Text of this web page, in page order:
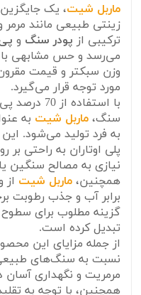
ماربل شیت، یک
زینتی طبیعی مانند
ترکیبی از پودر سنگ و
می‌رسد و حس مشابهی با
وزن سبکتر و قیمت
مورد توجه قرار می‌گیرد.
سنگ، ماربل شیت به
به فرد تولید می‌شود.
پلی اوتاران به راحتی
نیازی به مصالح سنگین
همچنین، ماربل شیت
برابر آب و جذب رطوبت
گزینه مطلوب برای
تبدیل کرده است.
از جمله مزایای این
نسبت به سنگ‌های
مرمریت و نگهداری آسان
همچنین، با توجه به